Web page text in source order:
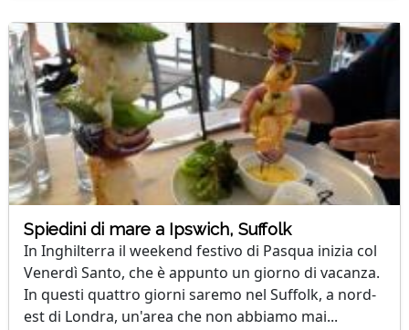
Spiedini di mare a Ipswich, Suffolk
In Inghilterra il weekend festivo di Pasqua inizia col
Venerdì Santo, che è appunto un giorno di vacanza.
In questi quattro giorni saremo nel Suffolk, a nord-
est di Londra, un'area che non abbiamo mai...